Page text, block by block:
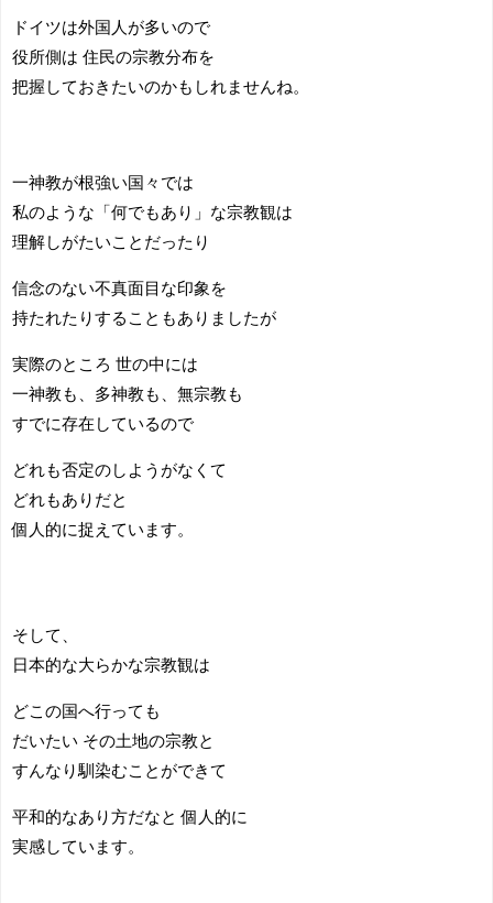
ドイツは外国人が多いので
役所側は 住民の宗教分布を
把握しておきたいのかもしれませんね。
一神教が根強い国々では
私のような「何でもあり」な宗教観は
理解しがたいことだったり
信念のない不真面目な印象を
持たれたりすることもありましたが
実際のところ 世の中には
一神教も、多神教も、無宗教も
すでに存在しているので
どれも否定のしようがなくて
どれもありだと
個人的に捉えています。
そして、
日本的な大らかな宗教観は
どこの国へ行っても
だいたい その土地の宗教と
すんなり馴染むことができて
平和的なあり方だなと 個人的に
実感しています。